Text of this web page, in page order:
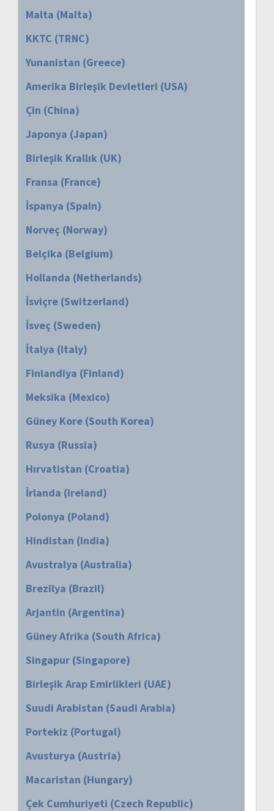
Malta (Malta)
KKTC (TRNC)
Yunanistan (Greece)
Amerika Birleşik Devletleri (USA)
Çin (China)
Japonya (Japan)
Birleşik Krallık (UK)
Fransa (France)
İspanya (Spain)
Norveç (Norway)
Belçika (Belgium)
Hollanda (Netherlands)
İsviçre (Switzerland)
İsveç (Sweden)
İtalya (Italy)
Finlandiya (Finland)
Meksika (Mexico)
Güney Kore (South Korea)
Rusya (Russia)
Hırvatistan (Croatia)
İrlanda (Ireland)
Polonya (Poland)
Hindistan (India)
Avustralya (Australia)
Brezilya (Brazil)
Arjantin (Argentina)
Güney Afrika (South Africa)
Singapur (Singapore)
Birleşik Arap Emirlikleri (UAE)
Suudi Arabistan (Saudi Arabia)
Portekiz (Portugal)
Avusturya (Austria)
Macaristan (Hungary)
Çek Cumhuriyeti (Czech Republic)